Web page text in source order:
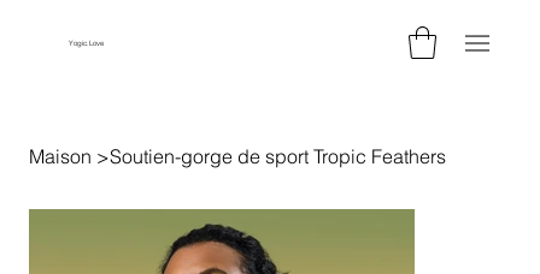
Yogic.Love
Maison >Soutien-gorge de sport Tropic Feathers